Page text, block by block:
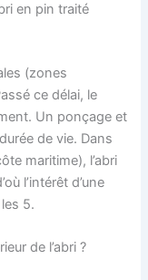
en pin traité
(zones
ce délai, le
Un ponçage et
de vie. Dans
maritime), l’abri
l’intérêt d’une
5.
de l’abri ?